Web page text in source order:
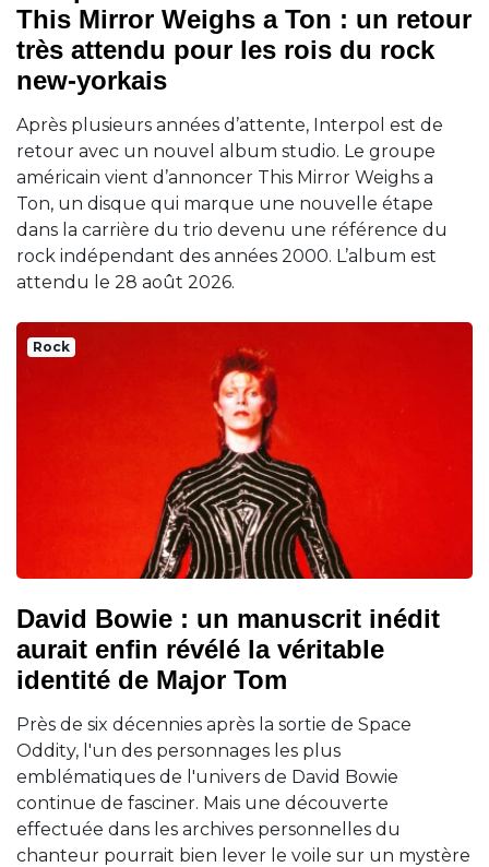
This Mirror Weighs a Ton : un retour
très attendu pour les rois du rock
new-yorkais
Après plusieurs années d’attente, Interpol est de
retour avec un nouvel album studio. Le groupe
américain vient d’annoncer This Mirror Weighs a
Ton, un disque qui marque une nouvelle étape
dans la carrière du trio devenu une référence du
rock indépendant des années 2000. L’album est
attendu le 28 août 2026.
Rock
David Bowie : un manuscrit inédit
aurait enfin révélé la véritable
identité de Major Tom
Près de six décennies après la sortie de Space
Oddity, l'un des personnages les plus
emblématiques de l'univers de David Bowie
continue de fasciner. Mais une découverte
effectuée dans les archives personnelles du
chanteur pourrait bien lever le voile sur un mystère